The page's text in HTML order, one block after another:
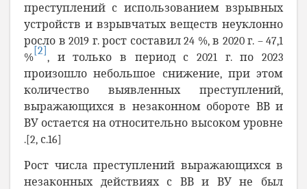
преступлений с использованием взрывных
устройств и взрывчатых веществ неуклонно
росло в 2019 г. рост составил 24 %, в 2020 г. – 47,1
%
[2]
, и только в период с 2021 г. по 2023
произошло небольшое снижение, при этом
количество выявленных преступлений,
выражающихся в незаконном обороте ВВ и
ВУ остается на относительно высоком уровне
.[2, с.16]
Рост числа преступлений выражающихся в
незаконных действиях с ВВ и ВУ не был